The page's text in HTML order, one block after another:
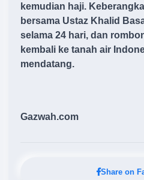
kemudian haji.
bersama Ustaz Khalid
selama 24 hari, dan
kembali ke tanah air
mendatang.
Gazwah.com
Share on